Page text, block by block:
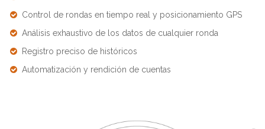
Control de rondas en tiempo real y posicionamiento GPS
Análisis exhaustivo de los datos de cualquier ronda
Registro preciso de históricos
Automatización y rendición de cuentas